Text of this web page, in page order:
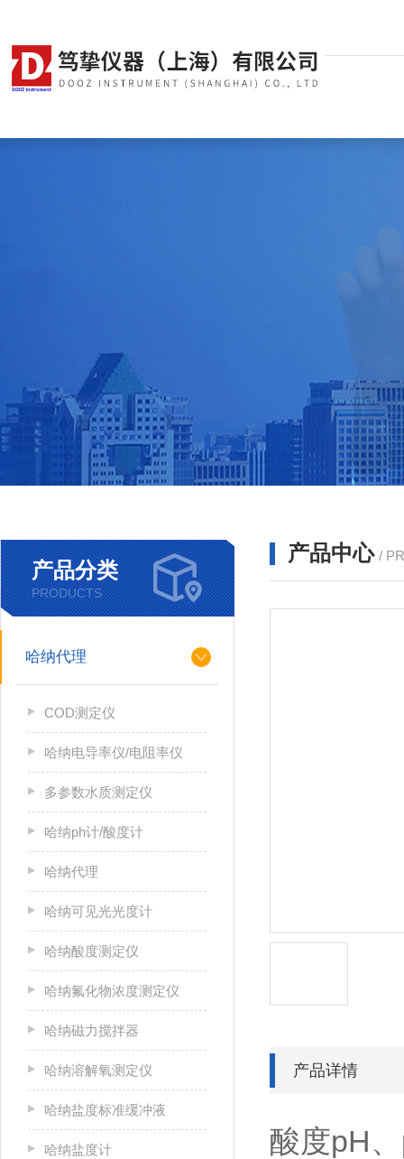
产品分类
PRODUCTS
哈纳代理
COD测定仪
哈纳电导率仪/电阻率仪
多参数水质测定仪
哈纳ph计/酸度计
哈纳代理
哈纳可见光光度计
哈纳酸度测定仪
哈纳氟化物浓度测定仪
哈纳磁力搅拌器
哈纳溶解氧测定仪
哈纳盐度标准缓冲液
哈纳盐度计
产品中心 /
产品详情
酸度pH